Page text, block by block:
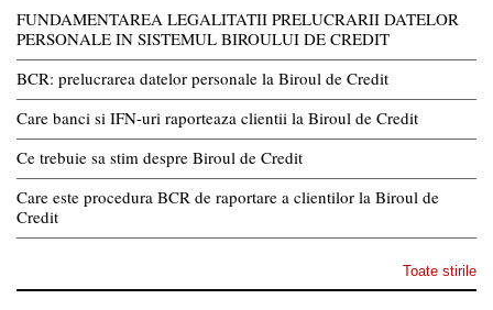
FUNDAMENTAREA LEGALITATII PRELUCRARII DATELOR
PERSONALE IN SISTEMUL BIROULUI DE CREDIT
BCR: prelucrarea datelor personale la Biroul de Credit
Care banci si IFN-uri raporteaza clientii la Biroul de Credit
Ce trebuie sa stim despre Biroul de Credit
Care este procedura BCR de raportare a clientilor la Biroul de
Credit
Toate stirile